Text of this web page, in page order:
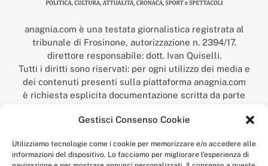
Gestisci Consenso Cookie
Utilizziamo tecnologie come i cookie per memorizzare e/o accedere alle
informazioni del dispositivo. Lo facciamo per migliorare l'esperienza di
anagnia.com è una testata giornalistica registrata al
tribunale di Frosinone, autorizzazione n. 2394/17.
direttore responsabile: dott. Ivan Quiselli.
Tutti i diritti sono riservati: per ogni utilizzo dei media e
dei contenuti presenti sulla piattaforma anagnia.com
è richiesta esplicita documentazione scritta da parte
“Anagnia” è un marchio registrato presso l’Ufficio Italiano
Economico,
num. registrazione: 302017000014044 del 9 febbraio 2017.